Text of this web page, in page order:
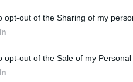
opt-out of the Sharing of my
opt-out of the Sale of my Personal
A versailles-i
Versailles